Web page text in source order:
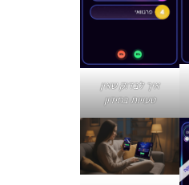
איך לבדוק שאין
טעויות בחידון